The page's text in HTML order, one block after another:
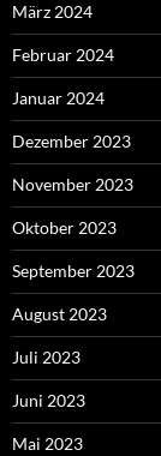
März 2024
Februar 2024
Januar 2024
Dezember 2023
November 2023
Oktober 2023
September 2023
August 2023
Juli 2023
Juni 2023
Mai 2023